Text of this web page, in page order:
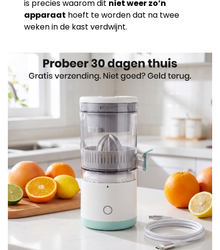
is precies waarom dit niet weer zo’n
apparaat hoeft te worden dat na twee
weken in de kast verdwijnt.